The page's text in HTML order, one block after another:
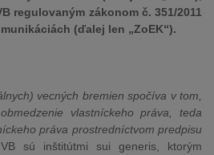
regulovaným zákonom č. 351/2011
(ďalej len „ZoEK“).
vecných bremien spočíva v tom,
vlastníckeho práva, teda
práva prostredníctvom predpisu
sú inštitútmi sui generis, ktorým